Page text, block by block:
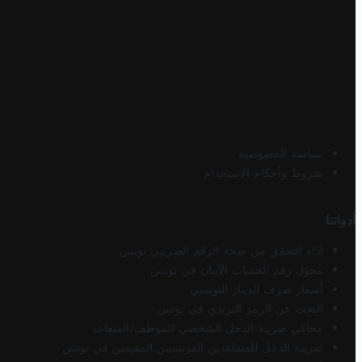
سياسة الخصوصية
شروط وأحكام الاستخدام
أدواتنا
أداة التحقق من صحة الرقم الضريبي تونس
محول رقم الحساب الآيبان في تونس
أسعار صرف الدينار التونسي
البحث عن الرمز البريدي في تونس
محاكي ضريبة الدخل الشخصي للموظف/المتقاعد
ضريبة الدخل للمتقاعدين الفرنسيين المقيمين في تونس